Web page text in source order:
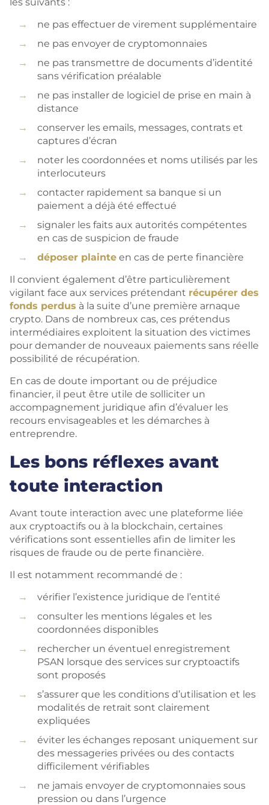
ne pas effectuer de virement supplémentaire
ne pas envoyer de cryptomonnaies
ne pas transmettre de documents d’identité
sans vérification préalable
ne pas installer de logiciel de prise en main à
distance
conserver les emails, messages, contrats et
captures d’écran
noter les coordonnées et noms utilisés par les
interlocuteurs
contacter rapidement sa banque si un
paiement a déjà été effectué
signaler les faits aux autorités compétentes
en cas de suspicion de fraude
déposer plainte en cas de perte financière
Il convient également d’être particulièrement
vigilant face aux services prétendant récupérer des
fonds perdus à la suite d’une première arnaque
crypto. Dans de nombreux cas, ces prétendus
intermédiaires exploitent la situation des victimes
pour demander de nouveaux paiements sans réelle
possibilité de récupération.
En cas de doute important ou de préjudice
financier, il peut être utile de solliciter un
accompagnement juridique afin d’évaluer les
recours envisageables et les démarches à
entreprendre.
Les bons réflexes avant
toute interaction
Avant toute interaction avec une plateforme liée
aux cryptoactifs ou à la blockchain, certaines
vérifications sont essentielles afin de limiter les
risques de fraude ou de perte financière.
Il est notamment recommandé de :
vérifier l’existence juridique de l’entité
consulter les mentions légales et les
coordonnées disponibles
rechercher un éventuel enregistrement
PSAN lorsque des services sur cryptoactifs
sont proposés
s’assurer que les conditions d’utilisation et les
modalités de retrait sont clairement
expliquées
éviter les échanges reposant uniquement sur
des messageries privées ou des contacts
difficilement vérifiables
ne jamais envoyer de cryptomonnaies sous
pression ou dans l’urgence